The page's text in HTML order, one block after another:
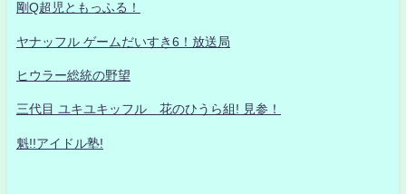
剛Q超児ともっふる！
ヤナッフル ゲームだいすき6！放送局
ヒウラー総統の野望
三代目 ユキユキッフル 花のひうら組! 見参！
魁!!アイドル塾!